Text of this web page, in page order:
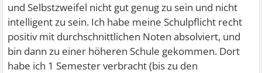
und Selbstzweifel nicht gut genug zu sein und nicht
intelligent zu sein. Ich habe meine Schulpflicht recht
positiv mit durchschnittlichen Noten absolviert, und
bin dann zu einer höheren Schule gekommen. Dort
habe ich 1 Semester verbracht (bis zu den